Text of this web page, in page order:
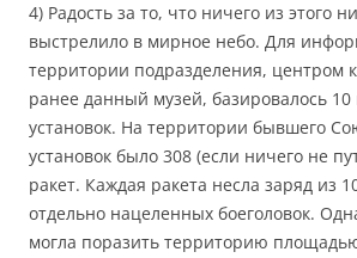
4) Радость за то, что ничего из этого
выстрелило в мирное небо. Для
территории подразделения, центром
ранее данный музей, базировалось 10
установок. На территории бывшего
установок было 308 (если ничего не
ракет. Каждая ракета несла заряд из
отдельно нацеленных боеголовок.
могла поразить территорию